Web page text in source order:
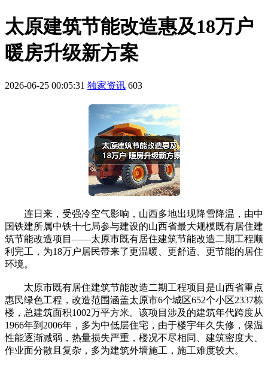
太原建筑节能改造惠及18万户
暖房升级新方案
2026-06-25 00:05:31 独家资讯 603
连日来，受强冷空气影响，山西多地出现降雪降温，由中
国铁建所属中铁十七局参与建设的山西省最大规模既有居住建
筑节能改造项目——太原市既有居住建筑节能改造二期工程顺
利完工，为18万户居民带来了更温暖、更舒适、更节能的居住
环境。
太原市既有居住建筑节能改造二期工程项目是山西省重点
惠民绿色工程，改造范围涵盖太原市6个城区652个小区2337栋
楼，总建筑面积1002万平方米。该项目涉及的建筑年代跨度从
1966年到2006年，多为中低层住宅，由于楼宇年久失修，保温
性能逐渐减弱，热量损失严重，楼况不尽相同、建筑密度大、
作业面分散且复杂，多为建筑外墙施工，施工难度较大。